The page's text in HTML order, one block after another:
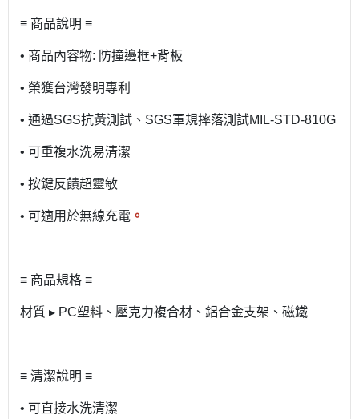
≡ 商品說明 ≡
• 商品內容物: 防撞邊框+背板
• 榮獲台灣發明專利
• 通過SGS抗黃測試、SGS軍規摔落測試MIL-STD-810G
• 可重複水洗易清潔
• 按鍵反饋超靈敏
• 可適用於無線充電 。
≡ 商品規格 ≡
材質 ▸ PC塑料、壓克力複合材、鋁合金支架、磁鐵
≡ 清潔說明 ≡
• 可直接水洗清潔